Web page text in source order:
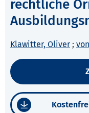
rechtliche
Klawitter, Oliver ;